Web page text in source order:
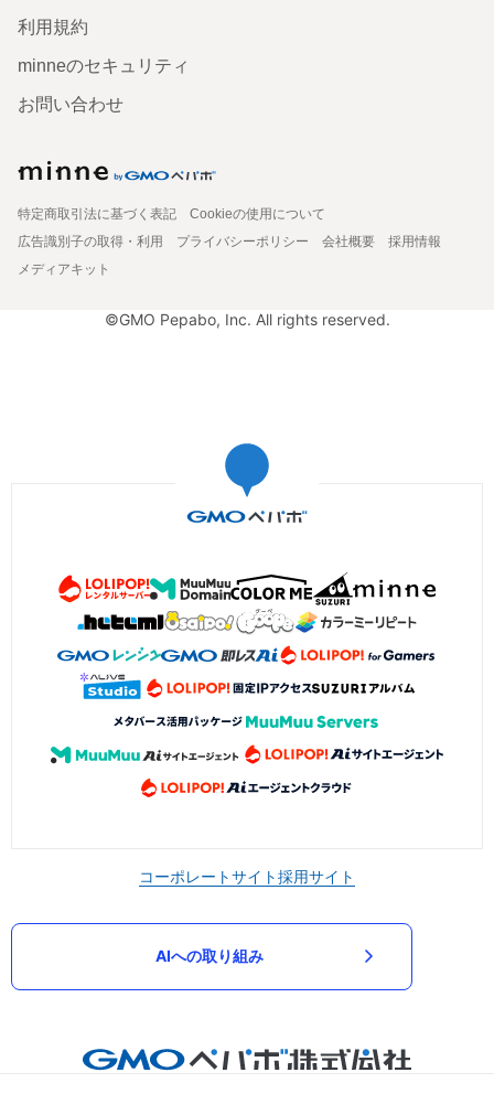
利用規約
minneのセキュリティ
お問い合わせ
特定商取引法に基づく表記
Cookieの使用について
広告識別子の取得・利用
プライバシーポリシー 会社概要
採用情報
メディアキット
©GMO Pepabo, Inc. All rights reserved.
コーポレートサイト採用サイト
AIへの取り組み